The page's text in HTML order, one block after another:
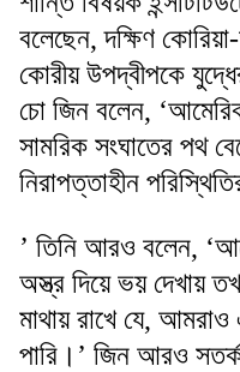
বলেছেন, দক্ষিণ
কোরীয় উপদ্বীপকে
চো জিন বলেন,
সামরিক সংঘাতের পথ
নিরাপত্তাহীন
’ তিনি আরও বলেন,
অস্ত্র দিয়ে ভয় দেখায়
মাথায় রাখে যে,
পারি।’ জিন আরও